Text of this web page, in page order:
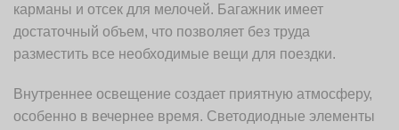
карманы и отсек для мелочей. Багажник имеет
достаточный объем, что позволяет без труда
разместить все необходимые вещи для поездки.
Внутреннее освещение создает приятную атмосферу,
особенно в вечернее время. Светодиодные элементы